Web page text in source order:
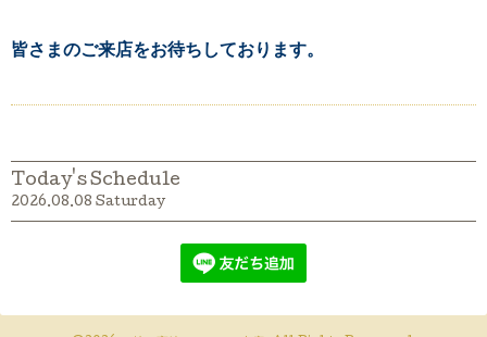
皆さまのご来店をお待ちしております。
Today's Schedule
2026.08.08 Saturday